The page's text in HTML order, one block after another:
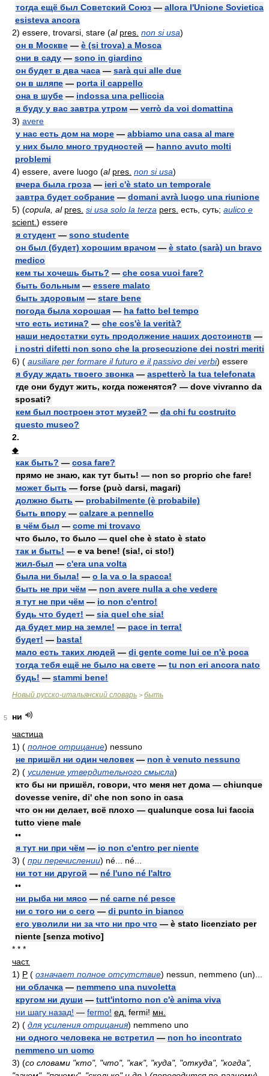
тогда ещё был Советский Союз — allora l'Unione Sovietica
esisteva ancora
2) essere, trovarsi, stare (al pres. non si usa)
он в Москве — è (si trova) a Mosca
они в саду — sono in giardino
он будет в два часа — sarà qui alle due
он в шляпе — porta il cappello
она в шубе — indossa una pelliccia
я буду у вас завтра утром — verrò da voi domattina
3) avere
у нас есть дом на море — abbiamo una casa al mare
у них было много трудностей — hanno avuto molti
problemi
4) essere, avere luogo (al pres. non si usa)
вчера была гроза — ieri c'è stato un temporale
завтра будет собрание — domani avrà luogo una riunione
5) (copula, al pres. si usa solo la terza pers. есть, суть; aulico e
scient. ) essere
я студент — sono studente
он был (будет) хорошим врачом — è stato (sarà) un bravo
medico
кем ты хочешь быть? — che cosa vuoi fare?
быть больным — essere malato
быть здоровым — stare bene
погода была хорошая — ha fatto bel tempo
что есть истина? — che cos'è la verità?
наши недостатки суть продолжение наших достоинств —
i nostri difetti non sono che la prosecuzione dei nostri meriti
6) ( ausiliare per formare il futuro e il passivo dei verbi) essere
я буду ждать твоего звонка — aspetterò la tua telefonata
где они будут жить, когда поженятся? — dove vivranno da
sposati?
кем был построен этот музей? — da chi fu costruito
questo museo?
2.
◆
как быть? — cosa fare?
прямо не знаю, как тут быть! — non so proprio che fare!
может быть — forse (può darsi, magari)
должно быть — probabilmente (è probabile)
быть впору — calzare a pennello
в чём был — come mi trovavo
что было, то было — quel che è stato è stato
так и быть! — e va bene! (sia!, ci sto!)
жил-был — c'era una volta
была ни была! — o la va o la spacca!
быть не при чём — non avere nulla a che vedere
я тут не при чём — io non c'entro!
будь что будет! — sia quel che sia!
да будет мир на земле! — pace in terra!
будет! — basta!
мало есть таких людей — di gente come lui ce n'è poca
тогда тебя ещё не было на свете — tu non eri ancora nato
будь! — stammi bene!
Новый русско-итальянский словарь > быть
5
ни
частица
1) ( полное отрицание) nessuno
не пришёл ни один человек — non è venuto nessuno
2) ( усиление утвердительного смысла)
кто бы ни пришёл, говори, что меня нет дома — chiunque
dovesse venire, di' che non sono in casa
что он ни делает, всё плохо — qualunque cosa lui faccia
tutto viene male
••
я тут ни при чём — io non c'entro per niente
3) ( при перечислении) né... né...
ни тот ни другой — né l'uno né l'altro
••
ни рыба ни мясо — né carne né pesce
ни с того ни с сего — di punto in bianco
его уволили ни за что ни про что — è stato licenziato per
niente [senza motivo]
* * *
част.
1) Р ( означает полное отсутствие) nessun, nemmeno (un)...
ни облачка — nemmeno una nuvoletta
кругом ни души — tutt'intorno non c'è anima viva
ни шагу назад! — fermo! ед. fermi! мн.
2) ( для усиления отрицания) nemmeno uno
ни одного человека не встретил — non ho incontrato
nemmeno un uomo
3) (со словами "кто", "что", "как", "куда", "откуда", "когда",